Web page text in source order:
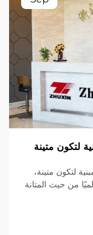
لتكون متينة،
عالميًا من حيث المتانة